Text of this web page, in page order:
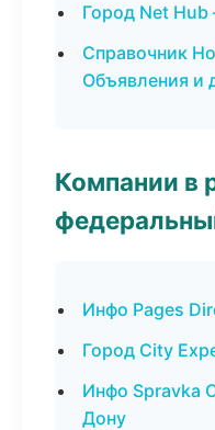
Город Net
Справочник
Объявления и
Компании в
Инфо Pages
Город City
Инфо Spravka
Дону